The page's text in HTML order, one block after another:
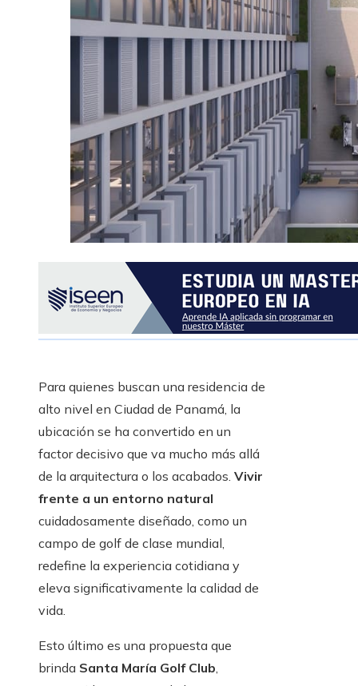
Para quienes buscan una residencia de
alto nivel en Ciudad de Panamá, la
ubicación se ha convertido en un
factor decisivo que va mucho más allá
de la arquitectura o los acabados. Vivir
frente a un entorno natural
cuidadosamente diseñado, como un
campo de golf de clase mundial,
redefine la experiencia cotidiana y
eleva significativamente la calidad de
vida.
Esto último es una propuesta que
brinda Santa María Golf Club,